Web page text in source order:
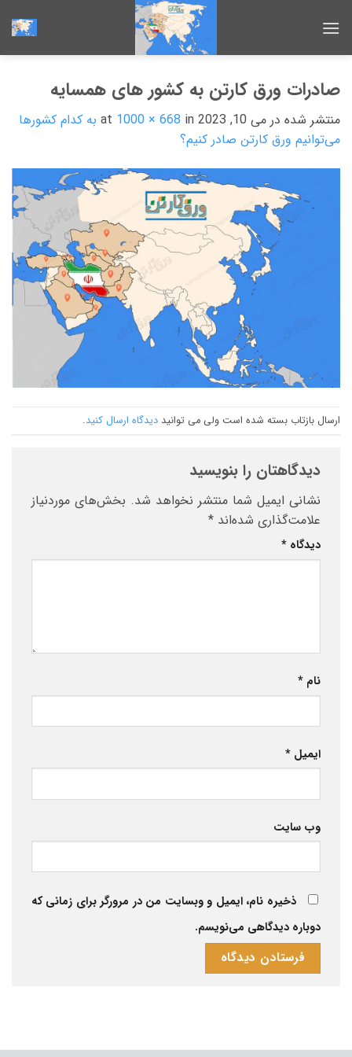
صادرات ورق کارتن به کشور های همسایه
منتشر شده در می 10, 2023 1000 × 668 in
به کدام کشورها
می‌توانیم ورق کارتن صادر کنیم؟
ارسال بازتاب بسته شده است ولی می توانید دیدگاه ارسال کنید.
دیدگاهتان را بنویسید
نشانی ایمیل شما منتشر نخواهد شد. بخش‌های موردنیاز
علامت‌گذاری شده‌اند *
دیدگاه *
نام *
ایمیل *
وب‌ سایت
ذخیره نام، ایمیل و وبسایت من در مرورگر برای زمانی که
دوباره دیدگاهی می‌نویسم.